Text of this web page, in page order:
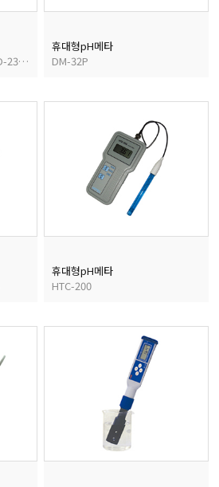
HD-2105.1, HD-2105.2, HD-2305.0
휴대형pH메타
DM-32P
휴대형pH메타
HTC-200